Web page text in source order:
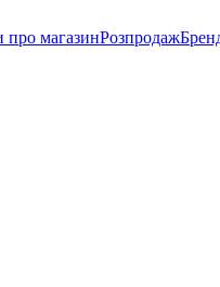
про магазинРозпродаж